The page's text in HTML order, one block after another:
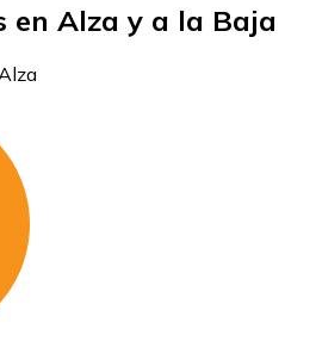
en Alza y a la Baja